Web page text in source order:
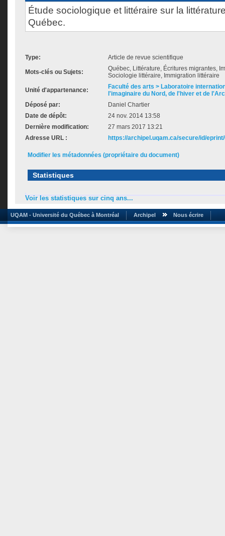
Étude sociologique et littéraire sur la
Québec.
Type: Article de revue scientifique
Mots-clés ou Sujets:
Québec, Littérature, Écritures migrantes,
Sociologie littéraire, Immigration littéraire
Unité d'appartenance:
Faculté des arts > Laboratoire
l'imaginaire du Nord, de l'hiver et de
Déposé par:
Daniel Chartier
Date de dépôt:
24 nov. 2014 13:58
Dernière modification:
27 mars 2017 13:21
Adresse URL :
https://archipel.uqam.ca/secure/id/
Modifier les métadonnées (propriétaire du document)
Statistiques
Voir les statistiques sur cinq ans...
UQAM - Université du Québec à Montréal Archipel Nous écrire